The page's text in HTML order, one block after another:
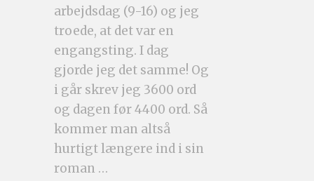
arbejdsdag (9-16) og jeg
troede, at det var en
engangsting. I dag
gjorde jeg det samme! Og
i går skrev jeg 3600 ord
og dagen før 4400 ord. Så
kommer man altså
hurtigt længere ind i sin
roman …